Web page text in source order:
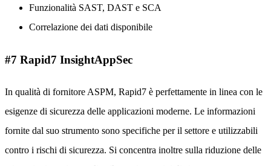
Funzionalità SAST, DAST e SCA
Correlazione dei dati disponibile
#7 Rapid7 InsightAppSec
In qualità di fornitore ASPM, Rapid7 è perfettamente in linea con le
esigenze di sicurezza delle applicazioni moderne. Le informazioni
fornite dal suo strumento sono specifiche per il settore e utilizzabili
contro i rischi di sicurezza. Si concentra inoltre sulla riduzione delle